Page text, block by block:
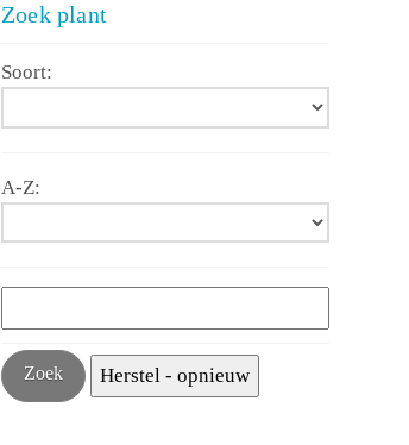
Zoek plant
Soort:
A-Z: